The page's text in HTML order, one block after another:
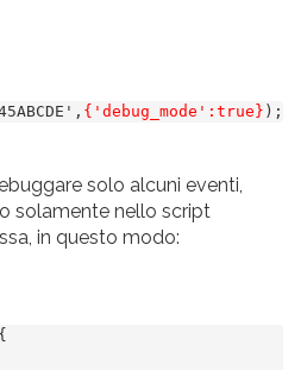
{'debug_mode':true} );
solo alcuni eventi,
solamente nello script
in questo modo: